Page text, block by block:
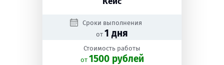
Сроки выполнения
от 1 дня
Стоимость работы
oт 1500 рублей